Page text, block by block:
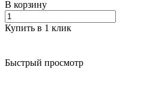
В корзину
Купить в 1 клик
Быстрый просмотр